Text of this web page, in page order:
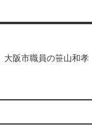
大阪市職員の笹山和孝